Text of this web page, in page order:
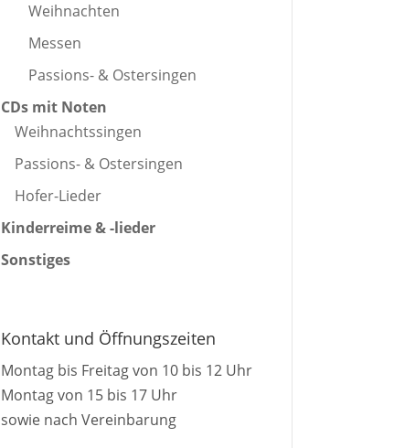
Weihnachten
Messen
Passions- & Ostersingen
CDs mit Noten
Weihnachtssingen
Passions- & Ostersingen
Hofer-Lieder
Kinderreime & -lieder
Sonstiges
Kontakt und Öffnungszeiten
Montag bis Freitag von 10 bis 12 Uhr
Montag von 15 bis 17 Uhr
sowie nach Vereinbarung